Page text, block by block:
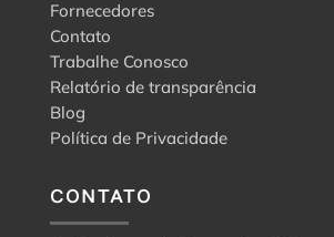
Fornecedores
Contato
Trabalhe Conosco
Relatório de transparência
Blog
Política de Privacidade
CONTATO